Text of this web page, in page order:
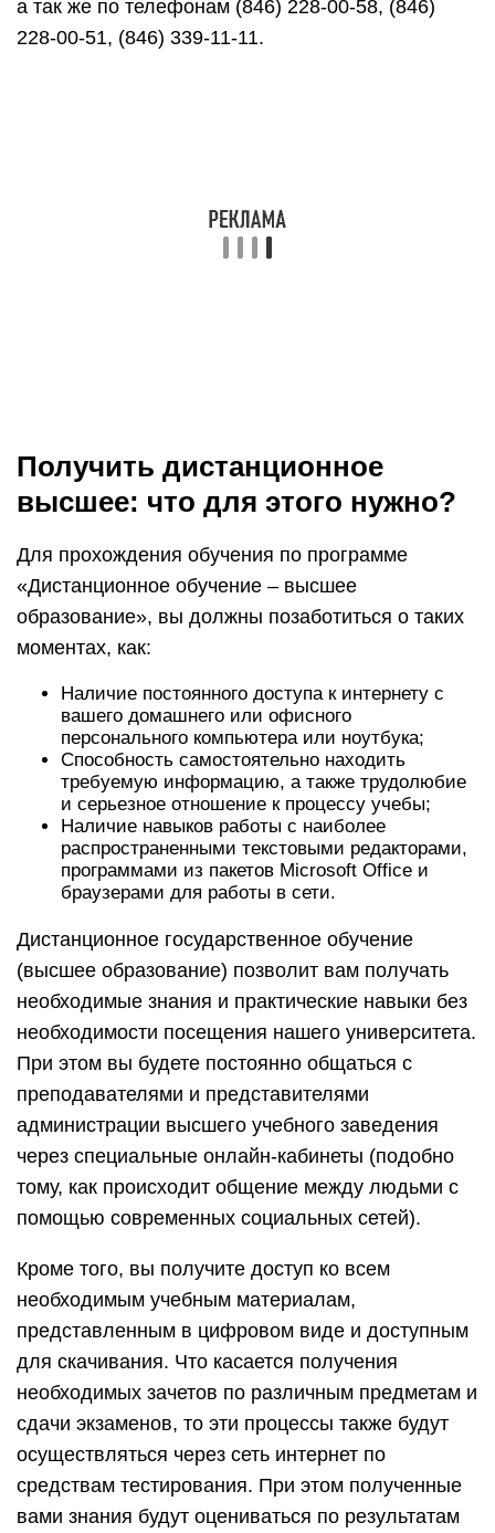
вашего домашнего или офисного
персонального компьютера или ноутбука;
Дистанционное государственное обучение
через специальные онлайн-кабинеты (подобно
тому, как происходит общение между людьми с
помощью современных социальных сетей).
Кроме того, вы получите доступ ко всем
необходимым учебным материалам,
представленным в цифровом виде и доступным
для скачивания. Что касается получения
необходимых зачетов по различным предметам и
сдачи экзаменов, то эти процессы также будут
осуществляться через сеть интернет по
средствам тестирования. При этом полученные
вами знания будут оцениваться по результатам
проведенных тестов.
Н.И. Меркушкин, обращаясь к студентам и
преподавателям, подчеркнул особую значимость
отрасли связи и телекоммуникаций в
современном быстрорастущем мире. «И 30, и 40
лет назад невозможно было представить
развитие без этих технологий. Сегодня вы
находитесь на самом острие этого направления.
Оно очень активно развивается, дает большую
прибавку к ВВП страны. Сегодня практически
которые предоставил человеку технический
прогресс. И без специалистов высочайшего
уровня осуществить движение вперед
невозможно», — отметил глава региона.
Он также добавил, что у Самарской области
сложились очень хорошие отношения с
министерством связи РФ, которому подчиняется
ПГУТИ. «Мы вместе работали над созданием